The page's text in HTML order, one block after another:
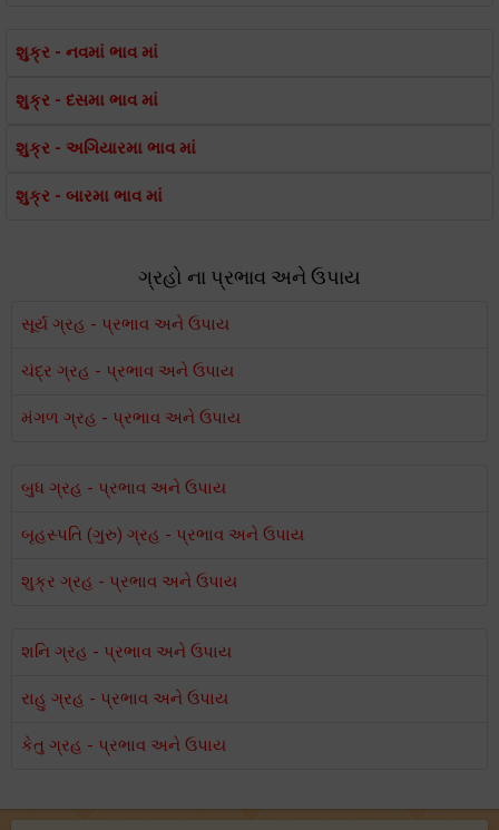
શુક્ર - નવમાં ભાવ માં
શુક્ર - દસમા ભાવ માં
શુક્ર - અગિયારમા ભાવ માં
શુક્ર - બારમા ભાવ માં
ગ્રહો ના પ્રભાવ અને ઉપાય
સૂર્ય ગ્રહ - પ્રભાવ અને ઉપાય
ચંદ્ર ગ્રહ - પ્રભાવ અને ઉપાય
મંગળ ગ્રહ - પ્રભાવ અને ઉપાય
બુધ ગ્રહ - પ્રભાવ અને ઉપાય
બૃહસ્પતિ (ગુરુ) ગ્રહ - પ્રભાવ અને ઉપાય
શુક્ર ગ્રહ - પ્રભાવ અને ઉપાય
શનિ ગ્રહ - પ્રભાવ અને ઉપાય
રાહુ ગ્રહ - પ્રભાવ અને ઉપાય
કેતુ ગ્રહ - પ્રભાવ અને ઉપાય